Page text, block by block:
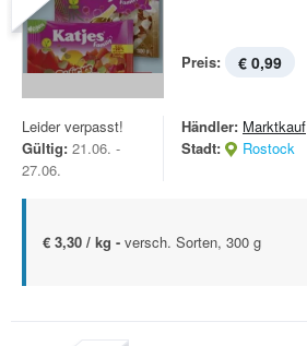
Preis: € 0,99
Leider verpasst!
Gültig: 21.06. -
27.06.
Händler: Marktkauf
Stadt:
Rostock
€ 3,30 / kg - versch. Sorten, 300 g